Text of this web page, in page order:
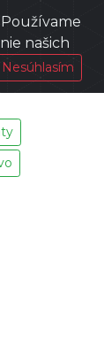
našich
Nesúhlasím